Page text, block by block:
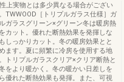
上実物とは多少異なる場合がござい
TWWOOD［トリプルガラス仕様］ガ
ガラスグリーン×グリーン冬は暖房熱
カット。優れた断熱効果を発揮しな
しっかりカット。冬の暖房効果とと
ます。夏に頻繁に冷房を使用する地
トリプルガラスクリア×クリア断熱と
をより暖かく。冬の暖かい日差しを
優れた断熱効果も発揮。また、可視